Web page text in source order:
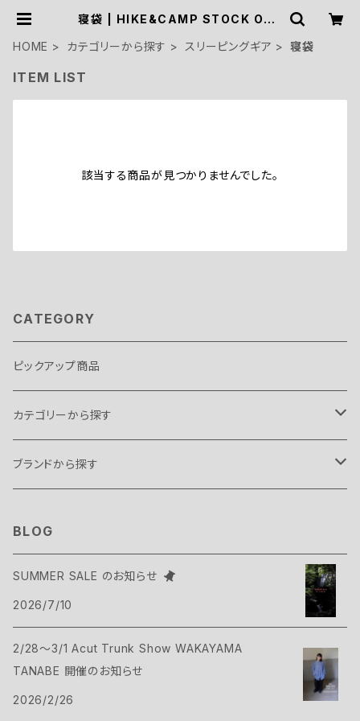
寝袋 | HIKE&CAMP STOCK OUT
HOME
カテゴリーから探す スリーピングギア 寝袋
ITEM LIST
該当する商品が見つかりませんでした。
CATEGORY
ピックアップ商品
カテゴリーから探す
テント・タープ
タープ
アクセサリー
ヴィヴィ
ハンモック
マット
バックパック
サコッシュ・ポーチ
バックパックアクセサリー
トップス
Tシャツ・シャツ
シェル
パンツ・ショーツ
シューズ
ブランドから探す
Bush Craft
Cargo Container
BLOG
SUMMER SALE のお知らせ
2026/7/10
2/28～3/1 Acut Trunk Show WAKAYAMA
TANABE 開催のお知らせ
2026/2/26